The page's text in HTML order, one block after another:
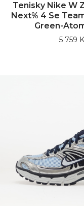
Tenisky Nike W
Next% 4 Se
Green-
5 759